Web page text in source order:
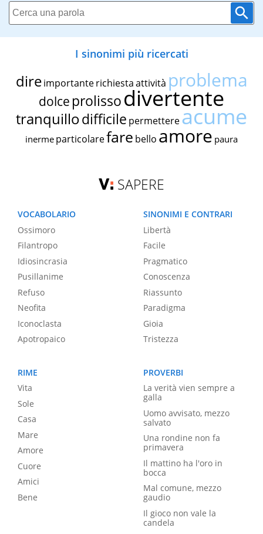
I sinonimi più ricercati
dire importante richiestaattività problema
dolce prolissodivertente
tranquillodifficile permettereacume
inerme particolarefare bello amore paura
SAPERE
VOCABOLARIO
Ossimoro
Filantropo
Idiosincrasia
Pusillanime
Refuso
Neofita
Iconoclasta
Apotropaico
SINONIMI E CONTRARI
Libertà
Facile
Pragmatico
Conoscenza
Riassunto
Paradigma
Gioia
Tristezza
RIME
Vita
Sole
Casa
Mare
Amore
Cuore
Amici
Bene
PROVERBI
La verità vien sempre a
galla
Uomo avvisato, mezzo
salvato
Una rondine non fa
primavera
Il mattino ha l'oro in
bocca
Mal comune, mezzo
gaudio
Il gioco non vale la
candela